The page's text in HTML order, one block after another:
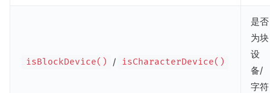
isBlockDevice() / isCharacterDevice()
是否
为块
设
备/
字符